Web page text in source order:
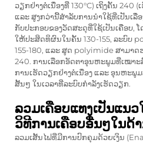
ວຽກຢ່າງຕໍ່ເນື່ອງທີ່ 130°C) ເຖິງຄັ້ນ 240
ແລະ ສູງກວ່ານີ້ສຳລັບການນຳໃຊ້ທີ່ເປັນເລື່
ກັບປະກອບຂອງວັດສະດຸທີ່ໃຊ້ເປັນເຄືອບ,
ໃຫ້ປະສິດທິຜົນໃນຄັ້ນ 130-155, ລະບົບ
155-180, ແລະ ສູດ polyimide ສາມາ
240. ການເລືອກອັດຕາອຸນຫະພູມທີ່ເໝາ
ການເຮັດວຽກຢ່າງຕໍ່ເນື່ອງ ແລະ ອຸນຫະພູ
ສັ້ນໆ ໃນເວລາທີ່ລະບົບກຳລັງເຮັດວຽກ.
ລວມເຄືອບແທງເປັນແນ
ວິທີການເຄືອບອື່ນໆໃນດ້
ລວມເສັ້ນໄຟທີ່ມີການປົກຄຸມດ້ວຍເງິນ